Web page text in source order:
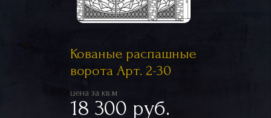
Кованые распашные
ворота Арт. 2-30
цена за кв.м
18 300 руб.